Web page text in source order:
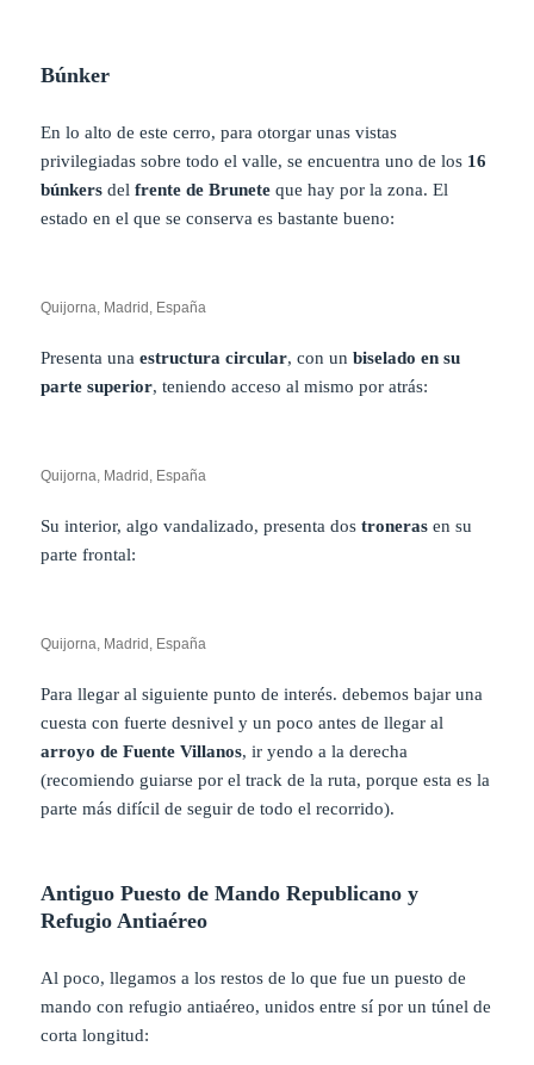
Búnker
En lo alto de este cerro, para otorgar unas vistas
privilegiadas sobre todo el valle, se encuentra uno de los 16
búnkers delfrente de Brunete que hay por la zona. El
estado en el que se conserva es bastante bueno:
Quijorna, Madrid, España
Presenta unaestructura circular, con unbiselado en su
parte superior, teniendo acceso al mismo por atrás:
Quijorna, Madrid, España
Su interior, algo vandalizado, presenta dostroneras en su
parte frontal:
Quijorna, Madrid, España
Para llegar al siguiente punto de interés. debemos bajar una
cuesta con fuerte desnivel y un poco antes de llegar al
arroyo de Fuente Villanos, ir yendo a la derecha
(recomiendo guiarse por el track de la ruta, porque esta es la
parte más difícil de seguir de todo el recorrido).
Antiguo Puesto de Mando Republicano y
Refugio Antiaéreo
Al poco, llegamos a los restos de lo que fue un puesto de
mando con refugio antiaéreo, unidos entre sí por un túnel de
corta longitud: